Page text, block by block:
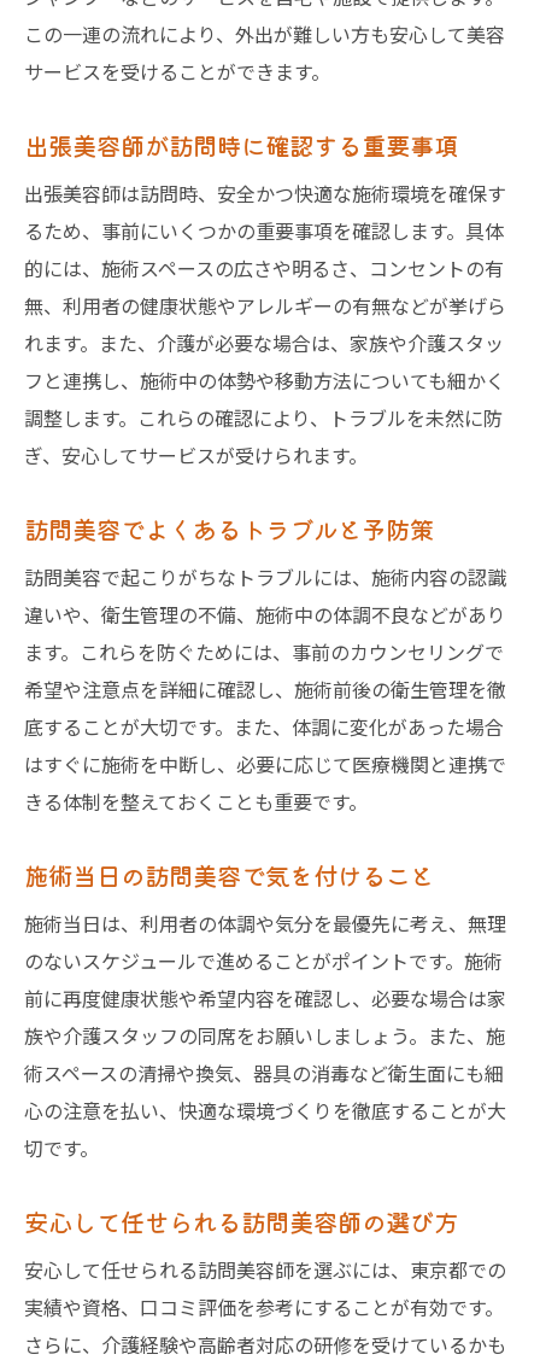
この一連の流れにより、外出が難しい方も安心して美容
サービスを受けることができます。
出張美容師が訪問時に確認する重要事項
出張美容師は訪問時、安全かつ快適な施術環境を確保す
るため、事前にいくつかの重要事項を確認します。具体
的には、施術スペースの広さや明るさ、コンセントの有
無、利用者の健康状態やアレルギーの有無などが挙げら
れます。また、介護が必要な場合は、家族や介護スタッ
フと連携し、施術中の体勢や移動方法についても細かく
調整します。これらの確認により、トラブルを未然に防
ぎ、安心してサービスが受けられます。
訪問美容でよくあるトラブルと予防策
訪問美容で起こりがちなトラブルには、施術内容の認識
違いや、衛生管理の不備、施術中の体調不良などがあり
ます。これらを防ぐためには、事前のカウンセリングで
希望や注意点を詳細に確認し、施術前後の衛生管理を徹
底することが大切です。また、体調に変化があった場合
はすぐに施術を中断し、必要に応じて医療機関と連携で
きる体制を整えておくことも重要です。
施術当日の訪問美容で気を付けること
施術当日は、利用者の体調や気分を最優先に考え、無理
のないスケジュールで進めることがポイントです。施術
前に再度健康状態や希望内容を確認し、必要な場合は家
族や介護スタッフの同席をお願いしましょう。また、施
術スペースの清掃や換気、器具の消毒など衛生面にも細
心の注意を払い、快適な環境づくりを徹底することが大
切です。
安心して任せられる訪問美容師の選び方
安心して任せられる訪問美容師を選ぶには、東京都での
実績や資格、口コミ評価を参考にすることが有効です。
さらに、介護経験や高齢者対応の研修を受けているかも